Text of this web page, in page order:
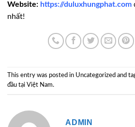
Website: https://duluxhungphat.com
nhất!
This entry was posted in Uncategorized and
đầu tại Việt Nam.
ADMIN